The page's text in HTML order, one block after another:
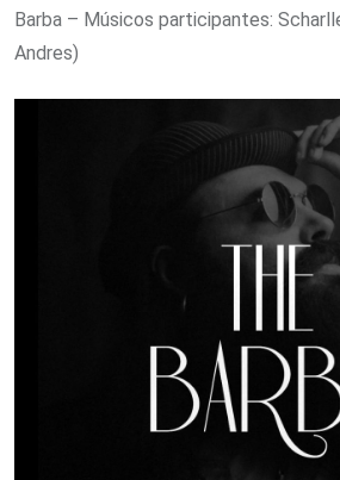
Barba – Músicos participantes:
Andres)